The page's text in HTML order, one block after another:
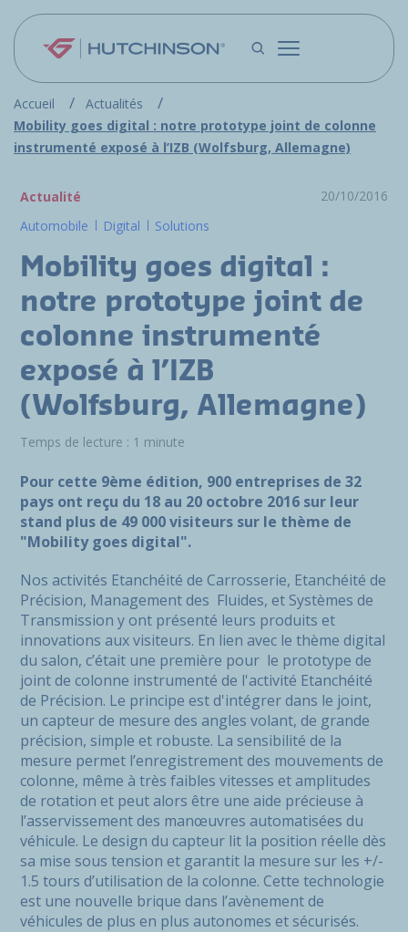
Aller au contenu principal
Accueil
Actualités
Mobility goes digital : notre prototype joint de colonne
instrumenté exposé à l’IZB (Wolfsburg, Allemagne)
Actualité
20/10/2016
Automobile
Digital Solutions
Mobility goes digital :
notre prototype joint de
colonne instrumenté
exposé à l’IZB
(Wolfsburg, Allemagne)
Temps de lecture : 1 minute
Pour cette 9ème édition, 900 entreprises de 32
pays ont reçu du 18 au 20 octobre 2016 sur leur
stand plus de 49 000 visiteurs sur le thème de
"Mobility goes digital".
Nos activités Etanchéité de Carrosserie, Etanchéité de
Précision, Management des Fluides, et Systèmes de
Transmission y ont présenté leurs produits et
innovations aux visiteurs. En lien avec le thème digital
du salon, c’était une première pour le prototype de
joint de colonne instrumenté de l'activité Etanchéité
de Précision. Le principe est d'intégrer dans le joint,
un capteur de mesure des angles volant, de grande
précision, simple et robuste. La sensibilité de la
mesure permet l’enregistrement des mouvements de
colonne, même à très faibles vitesses et amplitudes
de rotation et peut alors être une aide précieuse à
l’asservissement des manœuvres automatisées du
véhicule. Le design du capteur lit la position réelle dès
sa mise sous tension et garantit la mesure sur les +/-
1.5 tours d’utilisation de la colonne. Cette technologie
est une nouvelle brique dans l’avènement de
véhicules de plus en plus autonomes et sécurisés.